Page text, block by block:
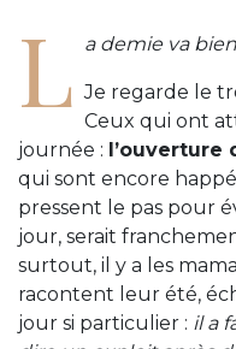
L a demie va
Je regarde le
Ceux qui ont
journée : l’ouverture
qui sont encore
pressent le pas pour
jour, serait
surtout, il y a les
racontent leur été,
jour si particulier : il a